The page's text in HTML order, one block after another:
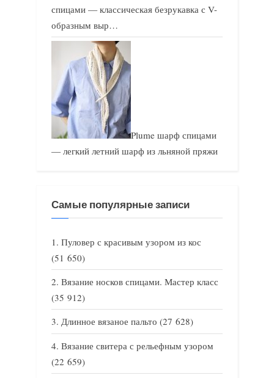
спицами — классическая безрукавка с V-
образным выр…
Plume шарф спицами
— легкий летний шарф из льняной пряжи
Самые популярные записи
Пуловер с красивым узором из кос
(51 650)
Вязание носков спицами. Мастер класс
(35 912)
Длинное вязаное пальто (27 628)
Вязание свитера с рельефным узором
(22 659)